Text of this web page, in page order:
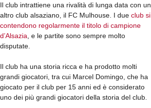
Il club intrattiene una rivalità di lunga data con un
altro club alsaziano, il FC Mulhouse. I due club si
contendono regolarmente il titolo di campione
d’Alsazia , e le partite sono sempre molto
disputate.
Il club ha una storia ricca e ha prodotto molti
grandi giocatori, tra cui Marcel Domingo, che ha
giocato per il club per 15 anni ed è considerato
uno dei più grandi giocatori della storia del club.